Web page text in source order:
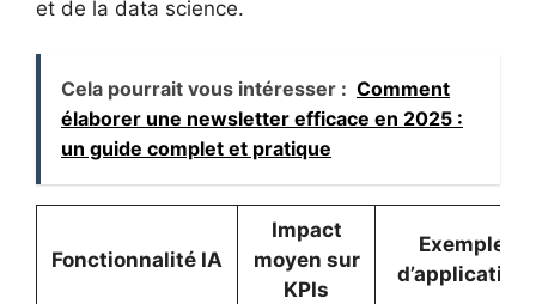
et de la data science.
Cela pourrait vous intéresser : Comment
élaborer une newsletter efficace en 2025 :
un guide complet et pratique
Fonctionnalité IA
Impact
moyen sur
KPIs
Exemple
d’application